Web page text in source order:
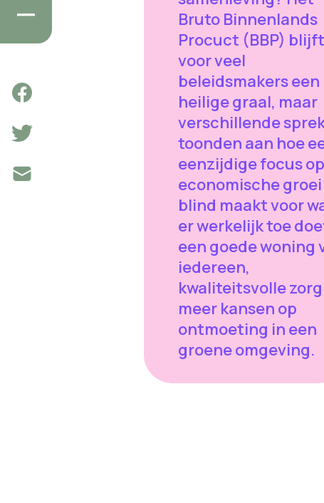
Bruto Binnenlands
Procuct (BBP) blijft
voor veel
beleidsmakers een
heilige graal, maar
verschillende
toonden aan hoe
eenzijdige focus op
economische
blind maakt voor
er werkelijk toe
een goede woning
iedereen,
kwaliteitsvolle
meer kansen op
ontmoeting in een
groene omgeving.